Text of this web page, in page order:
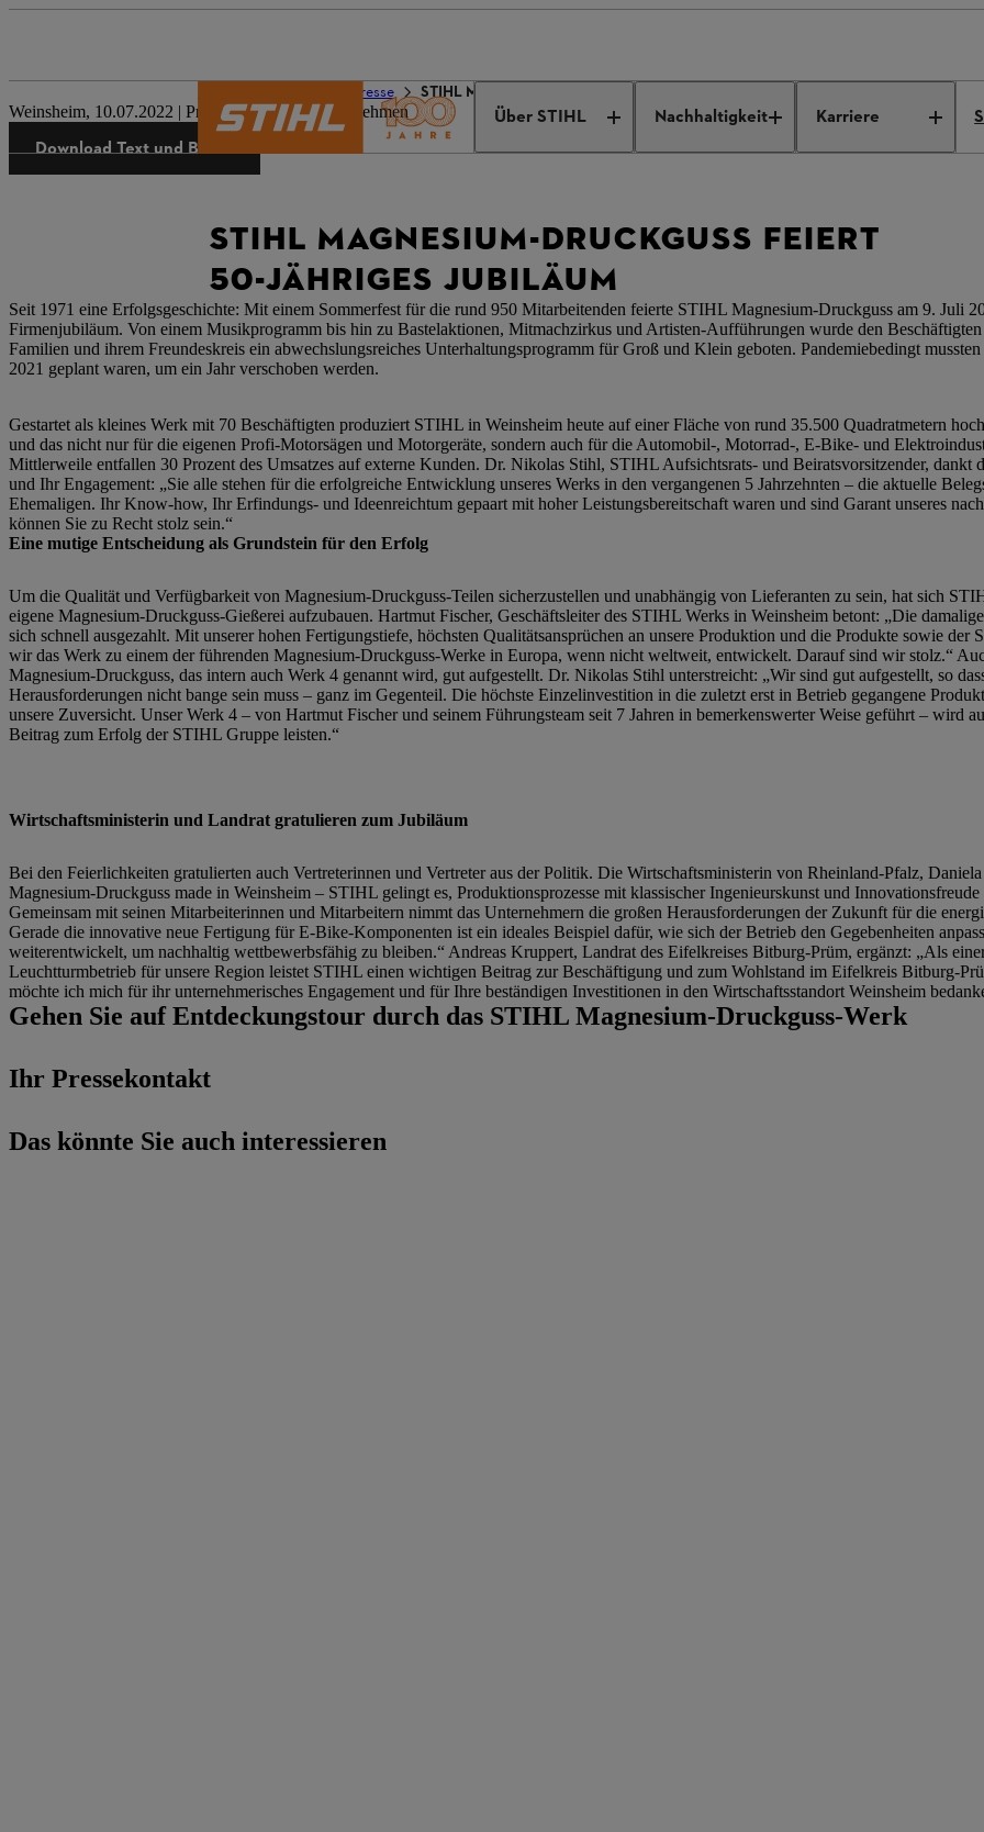
Über STIHL Nachhaltigkeit Karriere
Presse STIHL Magnesium-Druckguss feiert 50-jähriges Jubiläum
Weinsheim, 10.07.2022 | Presseinformation Unternehmen
Download Text und Bilder
STIHL MAGNESIUM-DRUCKGUSS FEIERT
50-JÄHRIGES JUBILÄUM
Seit 1971 eine Erfolgsgeschichte: Mit einem Sommerfest für die rund 950 Mitarbeitenden feierte STIHL Magnesium-Druckguss am 9. Juli
Firmenjubiläum. Von einem Musikprogramm bis hin zu Bastelaktionen, Mitmachzirkus und Artisten-Aufführungen wurde den
Familien und ihrem Freundeskreis ein abwechslungsreiches Unterhaltungsprogramm für Groß und Klein geboten. Pandemiebedingt
2021 geplant waren, um ein Jahr verschoben werden.
Gestartet als kleines Werk mit 70 Beschäftigten produziert STIHL in Weinsheim heute auf einer Fläche von rund 35.500 Quadratmetern
und das nicht nur für die eigenen Profi-Motorsägen und Motorgeräte, sondern auch für die Automobil-, Motorrad-, E-Bike- und
Mittlerweile entfallen 30 Prozent des Umsatzes auf externe Kunden. Dr. Nikolas Stihl, STIHL Aufsichtsrats- und Beiratsvorsitzender, dankt
und Ihr Engagement: „Sie alle stehen für die erfolgreiche Entwicklung unseres Werks in den vergangenen 5 Jahrzehnten – die aktuelle
Ehemaligen. Ihr Know-how, Ihr Erfindungs- und Ideenreichtum gepaart mit hoher Leistungsbereitschaft waren und sind Garant unseres
können Sie zu Recht stolz sein.“
Eine mutige Entscheidung als Grundstein für den Erfolg
Um die Qualität und Verfügbarkeit von Magnesium-Druckguss-Teilen sicherzustellen und unabhängig von Lieferanten zu sein, hat sich
eigene Magnesium-Druckguss-Gießerei aufzubauen. Hartmut Fischer, Geschäftsleiter des STIHL Werks in Weinsheim betont: „Die
sich schnell ausgezahlt. Mit unserer hohen Fertigungstiefe, höchsten Qualitätsansprüchen an unsere Produktion und die Produkte sowie der
wir das Werk zu einem der führenden Magnesium-Druckguss-Werke in Europa, wenn nicht weltweit, entwickelt. Darauf sind wir stolz.“
Magnesium-Druckguss, das intern auch Werk 4 genannt wird, gut aufgestellt. Dr. Nikolas Stihl unterstreicht: „Wir sind gut aufgestellt, so
Herausforderungen nicht bange sein muss – ganz im Gegenteil. Die höchste Einzelinvestition in die zuletzt erst in Betrieb gegangene
unsere Zuversicht. Unser Werk 4 – von Hartmut Fischer und seinem Führungsteam seit 7 Jahren in bemerkenswerter Weise geführt – wird
Beitrag zum Erfolg der STIHL Gruppe leisten.“
Wirtschaftsministerin und Landrat gratulieren zum Jubiläum
Bei den Feierlichkeiten gratulierten auch Vertreterinnen und Vertreter aus der Politik. Die Wirtschaftsministerin von Rheinland-Pfalz,
Magnesium-Druckguss made in Weinsheim – STIHL gelingt es, Produktionsprozesse mit klassischer Ingenieurskunst und
Gemeinsam mit seinen Mitarbeiterinnen und Mitarbeitern nimmt das Unternehmern die großen Herausforderungen der Zukunft für die
Gerade die innovative neue Fertigung für E-Bike-Komponenten ist ein ideales Beispiel dafür, wie sich der Betrieb den Gegebenheiten
weiterentwickelt, um nachhaltig wettbewerbsfähig zu bleiben.“ Andreas Kruppert, Landrat des Eifelkreises Bitburg-Prüm, ergänzt: „Als
Leuchtturmbetrieb für unsere Region leistet STIHL einen wichtigen Beitrag zur Beschäftigung und zum Wohlstand im Eifelkreis Bitburg-
möchte ich mich für ihr unternehmerisches Engagement und für Ihre beständigen Investitionen in den Wirtschaftsstandort Weinsheim
Gehen Sie auf Entdeckungstour durch das STIHL Magnesium-Druckguss-Werk
Ihr Pressekontakt
Das könnte Sie auch interessieren